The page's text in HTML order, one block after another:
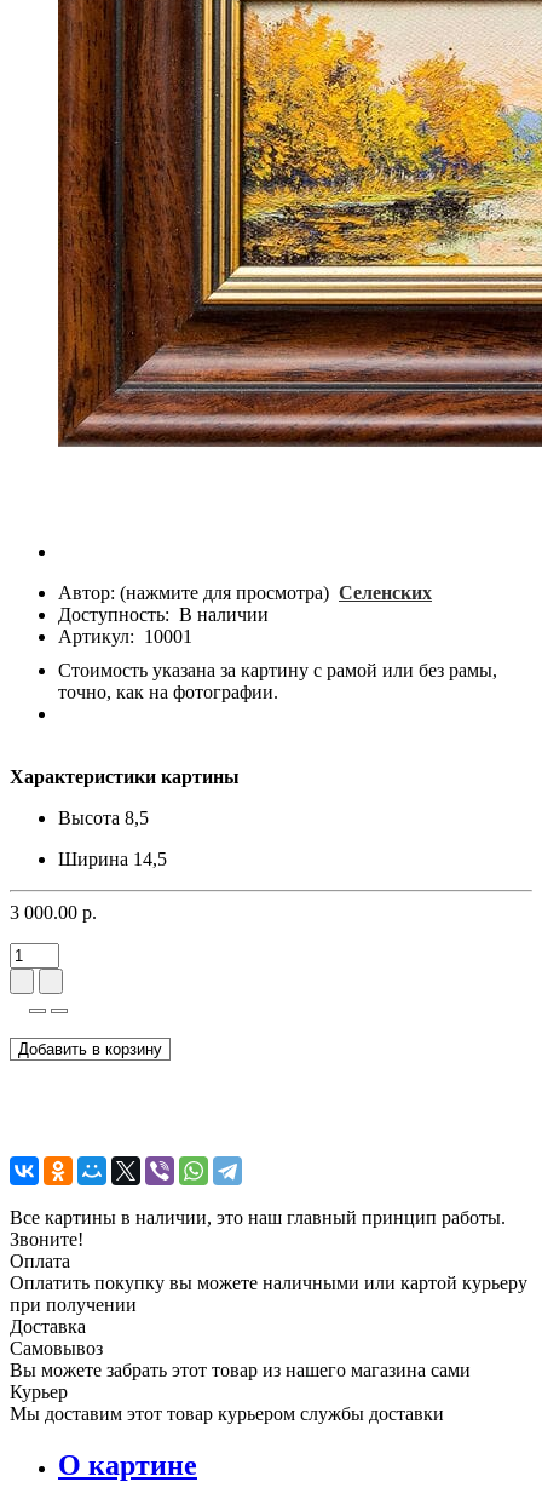
Автор: (нажмите для просмотра) Селенских
Доступность: В наличии
Артикул: 10001
Стоимость указана за картину с рамой или без рамы,
точно, как на фотографии.
Характеристики картины
Высота 8,5
Ширина 14,5
3 000.00 р.
Добавить в корзину
Все картины в наличии, это наш главный принцип работы.
Звоните!
Оплата
Оплатить покупку вы можете наличными или картой курьеру
при получении
Доставка
Самовывоз
Вы можете забрать этот товар из нашего магазина сами
Курьер
Мы доставим этот товар курьером службы доставки
О картине